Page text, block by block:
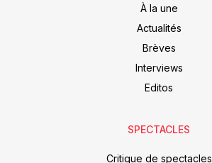
À la une
Actualités
Brèves
Interviews
Editos
SPECTACLES
Critique de spectacles